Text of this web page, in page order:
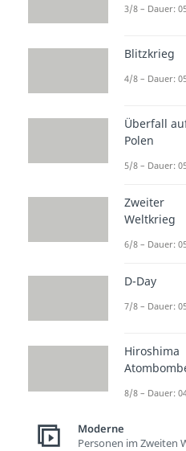
3/8 – Dauer:
Blitzkrieg
4/8 – Dauer:
Überfall
Polen
5/8 – Dauer:
Zweiter
Weltkrieg
6/8 – Dauer:
D-Day
7/8 – Dauer:
Hiroshima
8/8 – Dauer:
Moderne
Personen im Zweiten